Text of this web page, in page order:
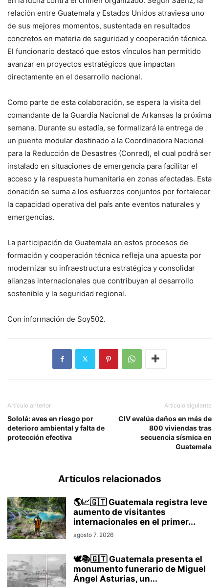
relación entre Guatemala y Estados Unidos atraviesa uno
de sus mejores momentos, sustentada en resultados
concretos en materia de seguridad y cooperación técnica.
El funcionario destacó que estos vínculos han permitido
avanzar en proyectos estratégicos que impactan
directamente en el desarrollo nacional.
Como parte de esta colaboración, se espera la visita del
comandante de la Guardia Nacional de Arkansas la próxima
semana. Durante su estadía, se formalizará la entrega de
un puente modular destinado a la Coordinadora Nacional
para la Reducción de Desastres (Conred), el cual podrá ser
instalado en situaciones de emergencia para facilitar el
acceso y la respuesta humanitaria en zonas afectadas. Esta
donación se suma a los esfuerzos conjuntos por fortalecer
la capacidad operativa del país ante eventos naturales y
emergencias.
La participación de Guatemala en estos procesos de
formación y cooperación técnica refleja una apuesta por
modernizar su infraestructura estratégica y consolidar
alianzas internacionales que contribuyan al desarrollo
sostenible y la seguridad regional.
Con información de Soy502.
Artículo anterior
Sololá: aves en riesgo por
deterioro ambiental y falta de
protección efectiva
Artículo siguiente
CIV evalúa daños en más de
800 viviendas tras
secuencia sísmica en
Guatemala
Artículos relacionados
🌎📈🇬🇹 Guatemala registra leve
aumento de visitantes
internacionales en el primer...
agosto 7, 2026
🕊️📚🇬🇹 Guatemala presenta el
monumento funerario de Miguel
Ángel Asturias, un...